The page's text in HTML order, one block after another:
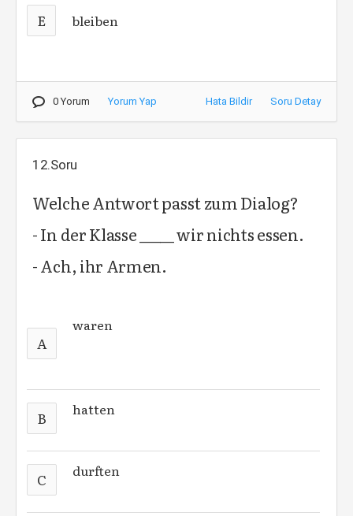
E bleiben
0 Yorum Yorum Yap Hata Bildir Soru Detay
12.Soru
Welche Antwort passt zum Dialog?
- In der Klasse _____ wir nichts essen.
- Ach, ihr Armen.
A
waren
B hatten
C durften